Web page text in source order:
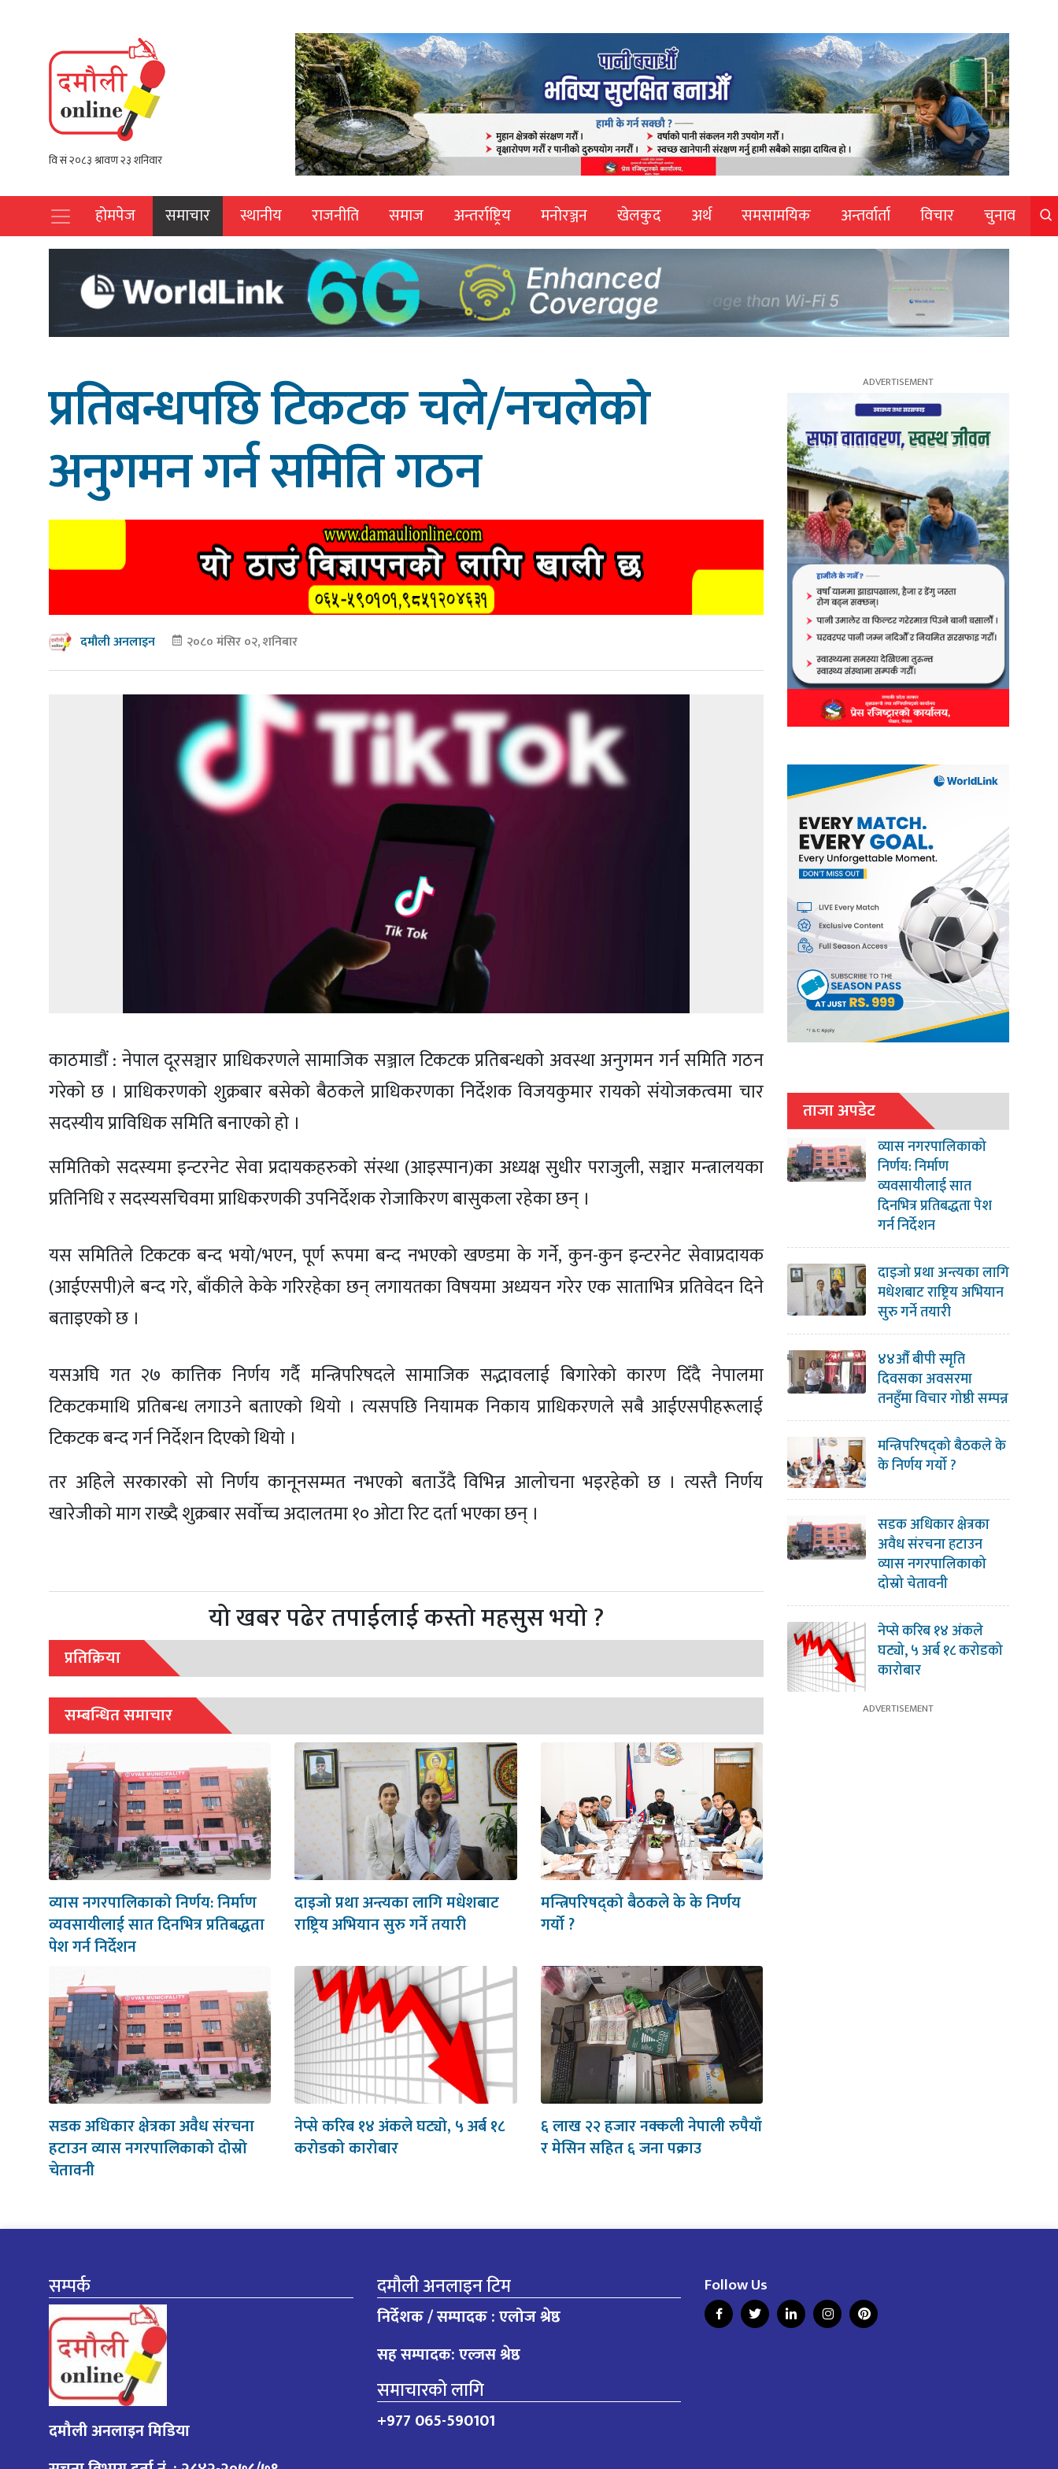
होमपेज समाचार स्थानीय राजनीति समाज अन्तर्राष्ट्रिय मनोरञ्जन खेलकुद अर्थ समसामयिक अन्तर्वार्ता विचार चुनाव
प्रतिबन्धपछि टिकटक चले/नचलेको
अनुगमन गर्न समिति गठन
दमौली अनलाइन २०८० मंसिर ०२, शनिबार
काठमाडौं : नेपाल दूरसञ्चार प्राधिकरणले सामाजिक सञ्जाल टिकटक प्रतिबन्धको अवस्था अनुगमन गर्न समिति गठन
गरेकाे छ । प्राधिकरणको शुक्रबार बसेको बैठकले प्राधिकरणका निर्देशक विजयकुमार रायको संयोजकत्वमा चार
सदस्यीय प्राविधिक समिति बनाएको हो ।
समितिको सदस्यमा इन्टरनेट सेवा प्रदायकहरुको संस्था (आइस्पान)का अध्यक्ष सुधीर पराजुली, सञ्चार मन्त्रालयका
प्रतिनिधि र सदस्यसचिवमा प्राधिकरणकी उपनिर्देशक रोजाकिरण बासुकला रहेका छन् ।
यस समितिले टिकटक बन्द भयो/भएन, पूर्ण रूपमा बन्द नभएको खण्डमा के गर्ने, कुन-कुन इन्टरनेट सेवाप्रदायक
(आईएसपी)ले बन्द गरे, बाँकीले केके गरिरहेका छन् लगायतका विषयमा अध्ययन गरेर एक साताभित्र प्रतिवेदन दिने
बताइएको छ ।
यसअघि गत २७ कात्तिक निर्णय गर्दै मन्त्रिपरिषदले सामाजिक सद्भावलाई बिगारेको कारण दिँदै नेपालमा
टिकटकमाथि प्रतिबन्ध लगाउने बताएको थियो । त्यसपछि नियामक निकाय प्राधिकरणले सबै आईएसपीहरूलाई
टिकटक बन्द गर्न निर्देशन दिएको थियो ।
तर अहिले सरकारको सो निर्णय कानूनसम्मत नभएको बताउँदै विभिन्न आलोचना भइरहेको छ । त्यस्तै निर्णय
खारेजीको माग राख्दै शुक्रबार सर्वाेच्च अदालतमा १० ओटा रिट दर्ता भएका छन् ।
यो खबर पढेर तपाईलाई कस्तो महसुस भयो ?
प्रतिक्रिया
सम्बन्धित समाचार
व्यास नगरपालिकाको निर्णय: निर्माण
व्यवसायीलाई सात दिनभित्र प्रतिबद्धता
पेश गर्न निर्देशन
दाइजो प्रथा अन्त्यका लागि मधेशबाट
राष्ट्रिय अभियान सुरु गर्ने तयारी
मन्त्रिपरिषद्को बैठकले के के निर्णय
गर्यो ?
सडक अधिकार क्षेत्रका अवैध संरचना
हटाउन व्यास नगरपालिकाको दोस्रो
चेतावनी
नेप्से करिब १४ अंकले घट्यो, ५ अर्ब १८
करोडको कारोबार
६ लाख २२ हजार नक्कली नेपाली रुपैयाँ
र मेसिन सहित ६ जना पक्राउ
ताजा अपडेट
व्यास नगरपालिकाको
निर्णय: निर्माण
व्यवसायीलाई सात
दिनभित्र प्रतिबद्धता पेश
गर्न निर्देशन
दाइजो प्रथा अन्त्यका लागि
मधेशबाट राष्ट्रिय अभियान
सुरु गर्ने तयारी
४४औँ बीपी स्मृति
दिवसका अवसरमा
तनहुँमा विचार गोष्ठी सम्पन्न
मन्त्रिपरिषद्को बैठकले के
के निर्णय गर्यो ?
सडक अधिकार क्षेत्रका
अवैध संरचना हटाउन
व्यास नगरपालिकाको
दोस्रो चेतावनी
नेप्से करिब १४ अंकले
घट्यो, ५ अर्ब १८ करोडको
कारोबार
सम्पर्क
दमौली अनलाइन मिडिया
दमौली अनलाइन टिम
निर्देशक / सम्पादक : एलोज श्रेष्ठ
सह सम्पादक: एल्जस श्रेष्ठ
समाचारको लागि
+977 065-590101
Follow Us